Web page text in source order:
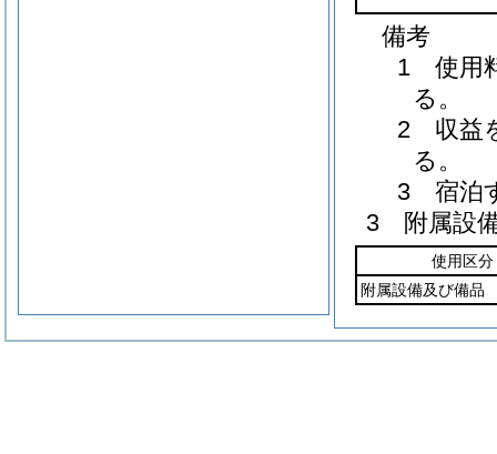
備考
1 使用
る。
2 収益
る。
3 宿泊
3 附属設
使用区分
附属設備及び備品